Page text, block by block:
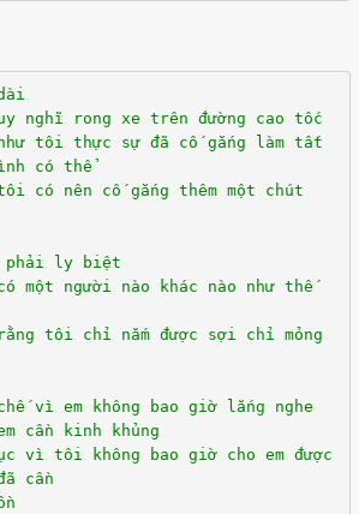
nghĩ rong xe trên đường cao tốc
tôi thực sự đã cố gắng làm tất
có thể
có nên cố gắng thêm một chút
phải ly biệt
một người nào khác nào như thế
tôi chỉ nắm được sợi chỉ mỏng
vì em không bao giờ lắng nghe
cần kinh khủng
vì tôi không bao giờ cho em được
cần